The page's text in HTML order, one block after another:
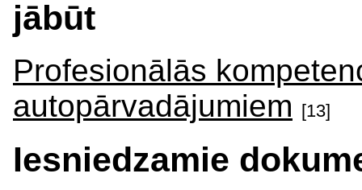
jābūt
Profesionālās
autopārvadājumiem
[13]
Iesniedzamie